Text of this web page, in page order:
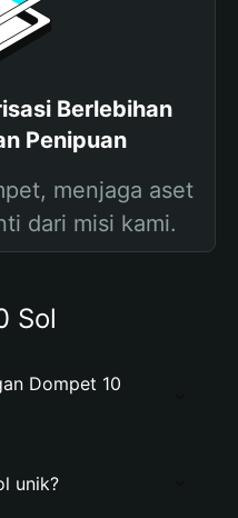
Berlebihan
Penipuan
menjaga aset
dari misi kami.
Sol
Dompet 10
unik?